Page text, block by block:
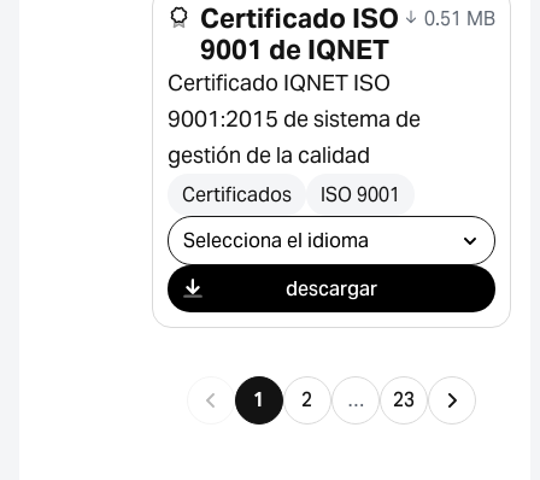
Certificado ISO
9001 de IQNET
0.51 MB
Certificado IQNET ISO
9001:2015 de sistema de
gestión de la calidad
Certificados ISO 9001
Seleccionar descarga
descargar
1 2 … 23